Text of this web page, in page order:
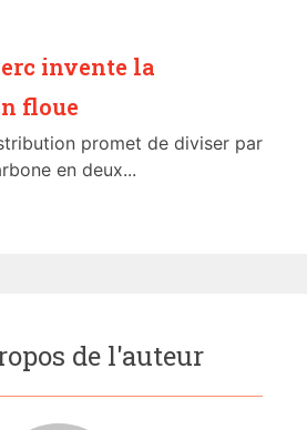
invente la
floue
promet de diviser par
en deux...
de l'auteur